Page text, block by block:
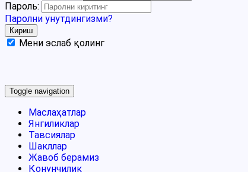
Пароль:
Паролни унутдингизми?
Мени эслаб қолинг
Toggle navigation
Маслаҳатлар
Янгиликлар
Тавсиялар
Шакллар
Жавоб берамиз
Қонунчилик